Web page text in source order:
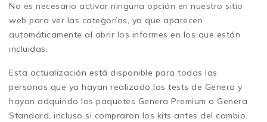
No es necesario activar ninguna opción en nuestro sitio
web para ver las categorías, ya que aparecen
automáticamente al abrir los informes en los que están
incluidas.
Esta actualización está disponible para todas las
personas que ya hayan realizado los tests de Genera y
hayan adquirido los paquetes Genera Premium o Genera
Standard, incluso si compraron los kits antes del cambio.